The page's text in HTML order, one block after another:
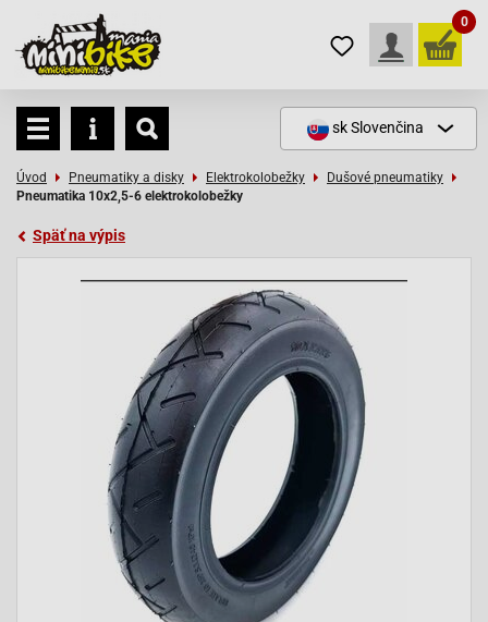
0
skSlovenčina
Úvod Pneumatiky a disky Elektrokolobežky
Dušové pneumatiky
Pneumatika 10x2,5-6 elektrokolobežky
Späť na výpis